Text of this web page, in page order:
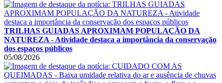
TRILHAS GUIADAS APROXIMAM POPULAÇÃO DA
NATUREZA - Atividade destaca a importância da conservação
dos espaços públicos
05/08/2026